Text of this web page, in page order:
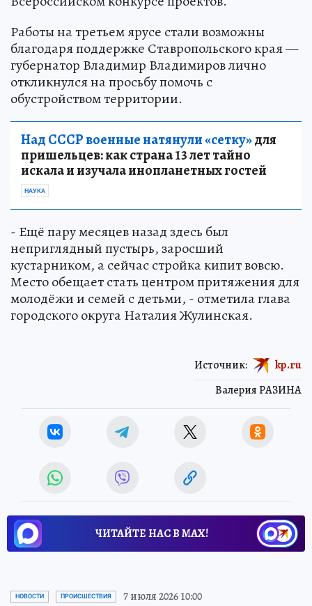
Работы на третьем ярусе стали возможны
благодаря поддержке Ставропольского края —
губернатор Владимир Владимиров лично
откликнулся на просьбу помочь с
обустройством территории.
Над СССР военные натянули «сетку»для
пришельцев: как страна 13 лет тайно
искала и изучала инопланетных гостей
НАУКА
- Ещё пару месяцев назад здесь был
неприглядный пустырь, заросший
кустарником, а сейчас стройка кипит вовсю.
Место обещает стать центром притяжения для
молодёжи и семей с детьми, - отметила глава
городского округа Наталия Жулинская.
Валерия РАЗИНА
Источник: kp.ru
ЧИТАЙТЕ НАС В МАХ!
НОВОСТИ ПРОИСШЕСТВИЯ 7 июля 2026 10:00